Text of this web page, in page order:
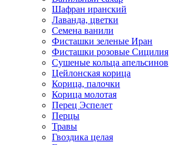
Шафран иранский
Лаванда, цветки
Семена ванили
Фисташки зеленые Иран
Фисташки розовые Сицилия
Сушеные кольца апельсинов
Цейлонская корица
Корица, палочки
Корица молотая
Перец Эспелет
Перцы
Травы
Гвоздика целая